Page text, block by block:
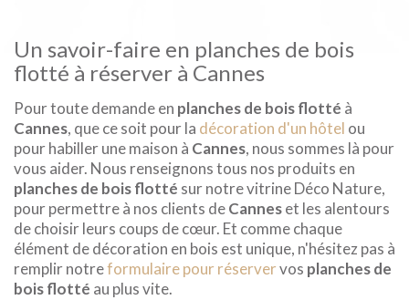
Un savoir-faire en planches de bois
flotté à réserver à Cannes
Pour toute demande en planches de bois flotté à
Cannes, que ce soit pour la décoration d'un hôtel ou
pour habiller une maison à Cannes, nous sommes là pour
vous aider. Nous renseignons tous nos produits en
planches de bois flotté sur notre vitrine Déco Nature,
pour permettre à nos clients deCanneset les alentours
de choisir leurs coups de cœur. Et comme chaque
élément de décoration en bois est unique, n'hésitez pas à
remplir notreformulaire pour réservervos planches de
bois flotté au plus vite.